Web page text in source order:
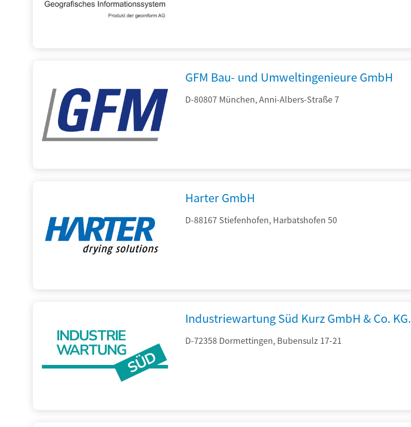
GFM Bau- und Umweltingenieure GmbH
D-80807 München, Anni-Albers-Straße 7
Harter GmbH
D-88167 Stiefenhofen, Harbatshofen 50
Industriewartung Süd Kurz GmbH & Co. KG.
D-72358 Dormettingen, Bubensulz 17-21